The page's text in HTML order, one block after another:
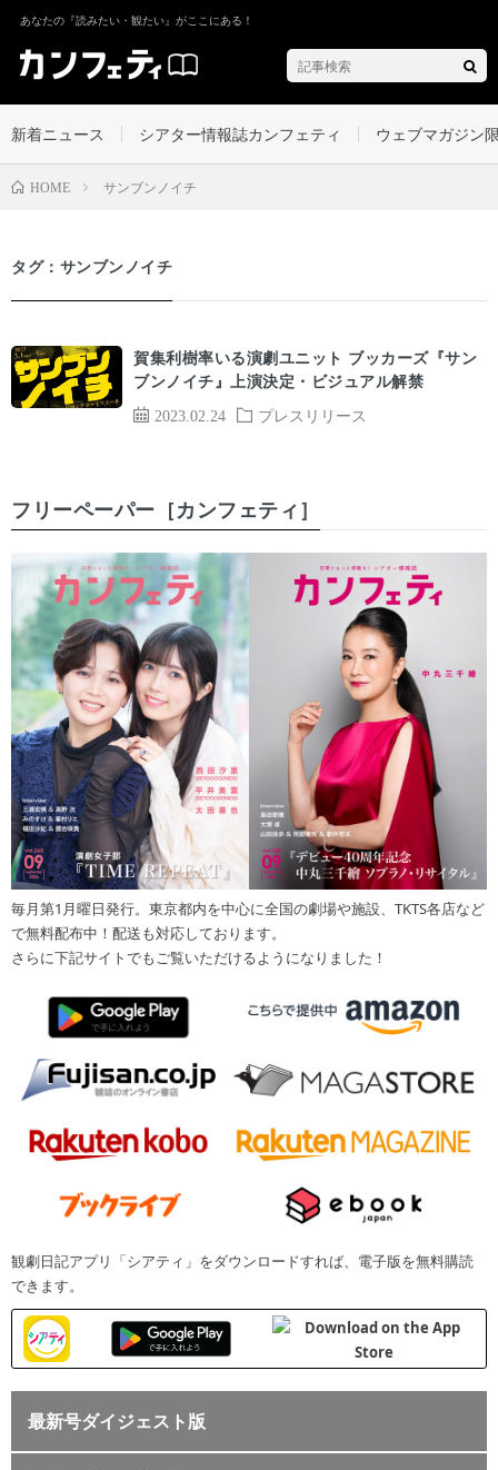
あなたの『読みたい・観たい』がここにある！
新着ニュース シアター情報誌カンフェティ ウェブマガジン
HOME サンブンノイチ
タグ：サンブンノイチ
2023.02.24 プレスリリース
賀集利樹率いる演劇ユニット ブッカーズ『サン
ブンノイチ』上演決定・ビジュアル解禁
フリーペーパー［カンフェティ］
毎月第1月曜日発行。東京都内を中心に全国の劇場や施設、TKTS各店など
で無料配布中！配送も対応しております。
さらに下記サイトでもご覧いただけるようになりました！
観劇日記アプリ「シアティ」をダウンロードすれば、電子版を無料購読
できます。
最新号ダイジェスト版